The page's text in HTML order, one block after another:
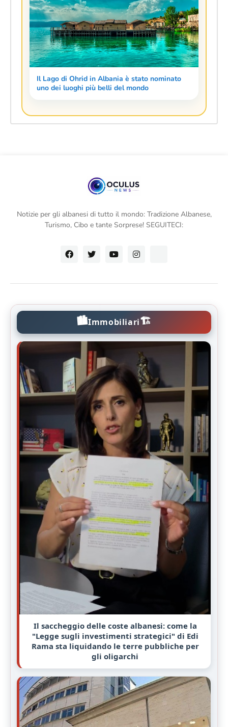
Il Lago di Ohrid in Albania è stato nominato
uno dei luoghi più belli del mondo
Notizie per gli albanesi di tutto il mondo: Tradizione Albanese,
Turismo, Cibo e tante Sorprese! SEGUITECI:
🏙️Immobiliari🏗️
Il saccheggio delle coste albanesi: come la
"Legge sugli investimenti strategici" di Edi
Rama sta liquidando le terre pubbliche per
gli oligarchi